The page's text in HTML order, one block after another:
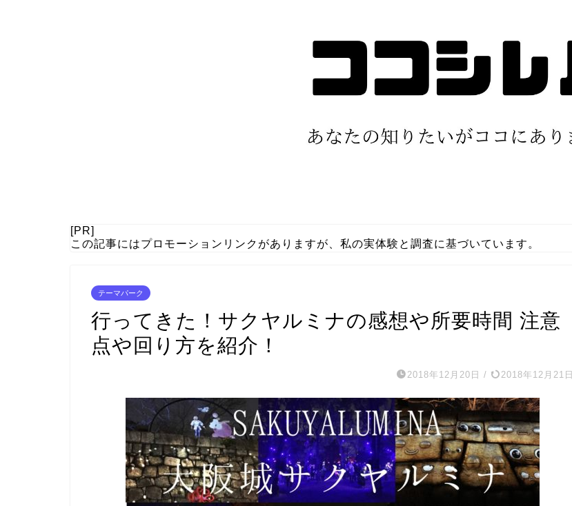
[PR]
この記事にはプロモーションリンクがありますが、私の実体験と調査に基づいています。
テーマパーク
行ってきた！サクヤルミナの感想や所要時間 注意
点や回り方を紹介！
2018年12月20日 / 2018年12月21日